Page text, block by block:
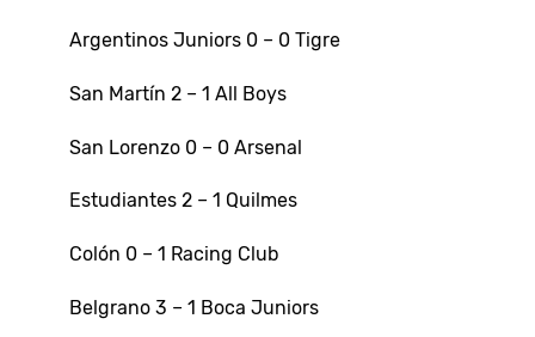
Argentinos Juniors 0 – 0 Tigre
San Martín 2 – 1 All Boys
San Lorenzo 0 – 0 Arsenal
Estudiantes 2 – 1 Quilmes
Colón 0 – 1 Racing Club
Belgrano 3 – 1 Boca Juniors